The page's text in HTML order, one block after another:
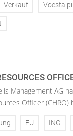
Verkauf
Management AG
Officer (CHRO)
EU ING